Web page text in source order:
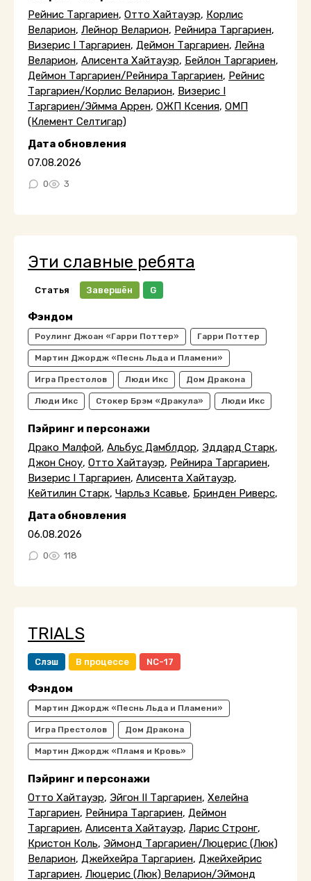
Рейнис Таргариен, Отто Хайтауэр, Корлис
Веларион, Лейнор Веларион, Рейнира Таргариен,
Визерис I Таргариен, Деймон Таргариен, Лейна
Веларион, Алисента Хайтауэр, Бейлон Таргариен,
Деймон Таргариен/Рейнира Таргариен, Рейнис
Таргариен/Корлис Веларион, Визерис I
Таргариен/Эймма Аррен, ОЖП Ксения, ОМП
(Клемент Селтигар)
Дата обновления
07.08.2026
0 3
Эти славные ребята
Статья Завершён G
Фэндом
Роулинг Джоан «Гарри Поттер» Гарри Поттер
Мартин Джордж «Песнь Льда и Пламени»
Игра Престолов Люди Икс Дом Дракона
Люди Икс Стокер Брэм «Дракула» Люди Икс
Пэйринг и персонажи
Драко Малфой, Альбус Дамблдор, Эддард Старк,
Джон Сноу, Отто Хайтауэр, Рейнира Таргариен,
Визерис I Таргариен, Алисента Хайтауэр,
Кейтилин Старк, Чарльз Ксавье, Бринден Риверс,
Дата обновления
06.08.2026
0 118
TRIALS
Слэш В процессе NC-17
Фэндом
Мартин Джордж «Песнь Льда и Пламени»
Игра Престолов Дом Дракона
Мартин Джордж «Пламя и Кровь»
Пэйринг и персонажи
Отто Хайтауэр, Эйгон II Таргариен, Хелейна
Таргариен, Рейнира Таргариен, Деймон
Таргариен, Алисента Хайтауэр, Ларис Стронг,
Кристон Коль, Эймонд Таргариен/Люцерис (Люк)
Веларион, Джейхейра Таргариен, Джейхейрис
Таргариен, Люцерис (Люк) Веларион/Эймонд